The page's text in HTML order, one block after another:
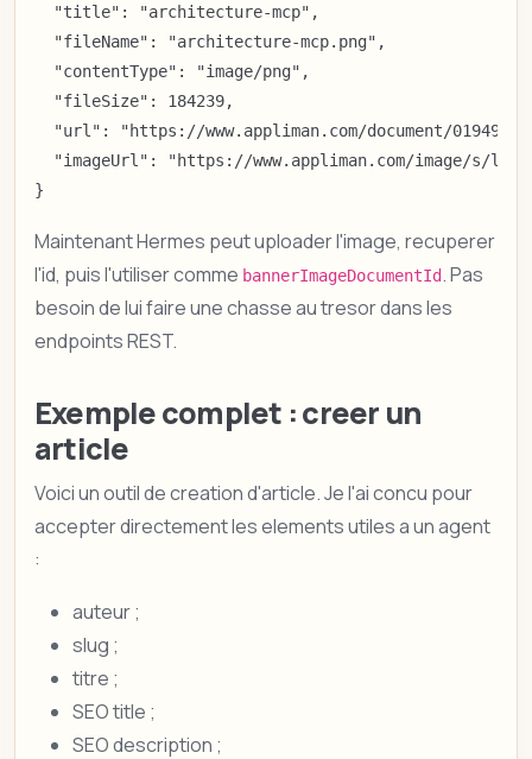
  "title": "architecture-mcp",
  "fileName": "architecture-mcp.png",
  "contentType": "image/png",
  "fileSize": 184239,
"url": "https://www.appliman.com/document/
"imageUrl": "https://www.appliman.com/image/s/
}
Maintenant Hermes peut uploader l'image, recuperer
l'id, puis l'utiliser comme bannerImageDocumentId. Pas
besoin de lui faire une chasse au tresor dans les
endpoints REST.
Exemple complet : creer un
article
Voici un outil de creation d'article. Je l'ai concu pour
accepter directement les elements utiles a un agent
:
auteur ;
slug ;
titre ;
SEO title ;
SEO description ;